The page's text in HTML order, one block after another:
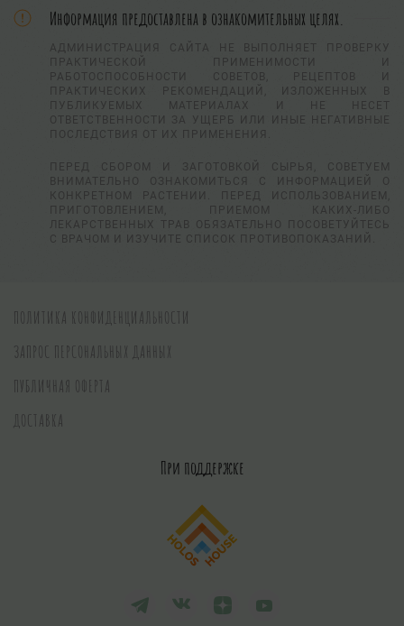
Информация предоставлена в ознакомительных целях.
АДМИНИСТРАЦИЯ САЙТА НЕ ВЫПОЛНЯЕТ ПРОВЕРКУ
ПРАКТИЧЕСКОЙ ПРИМЕНИМОСТИ И
РАБОТОСПОСОБНОСТИ СОВЕТОВ, РЕЦЕПТОВ И
ПРАКТИЧЕСКИХ РЕКОМЕНДАЦИЙ, ИЗЛОЖЕННЫХ В
ПУБЛИКУЕМЫХ МАТЕРИАЛАХ И НЕ НЕСЕТ
ОТВЕТСТВЕННОСТИ ЗА УЩЕРБ ИЛИ ИНЫЕ НЕГАТИВНЫЕ
ПОСЛЕДСТВИЯ ОТ ИХ ПРИМЕНЕНИЯ.
ПЕРЕД СБОРОМ И ЗАГОТОВКОЙ СЫРЬЯ, СОВЕТУЕМ
ВНИМАТЕЛЬНО ОЗНАКОМИТЬСЯ С ИНФОРМАЦИЕЙ О
КОНКРЕТНОМ РАСТЕНИИ. ПЕРЕД ИСПОЛЬЗОВАНИЕМ,
ПРИГОТОВЛЕНИЕМ, ПРИЕМОМ КАКИХ-ЛИБО
ЛЕКАРСТВЕННЫХ ТРАВ ОБЯЗАТЕЛЬНО ПОСОВЕТУЙТЕСЬ
С ВРАЧОМ И ИЗУЧИТЕ СПИСОК ПРОТИВОПОКАЗАНИЙ.
ПОЛИТИКА КОНФИДЕНЦИАЛЬНОСТИ
ЗАПРОС ПЕРСОНАЛЬНЫХ ДАННЫХ
ПУБЛИЧНАЯ ОФЕРТА
ДОСТАВКА
При поддержке